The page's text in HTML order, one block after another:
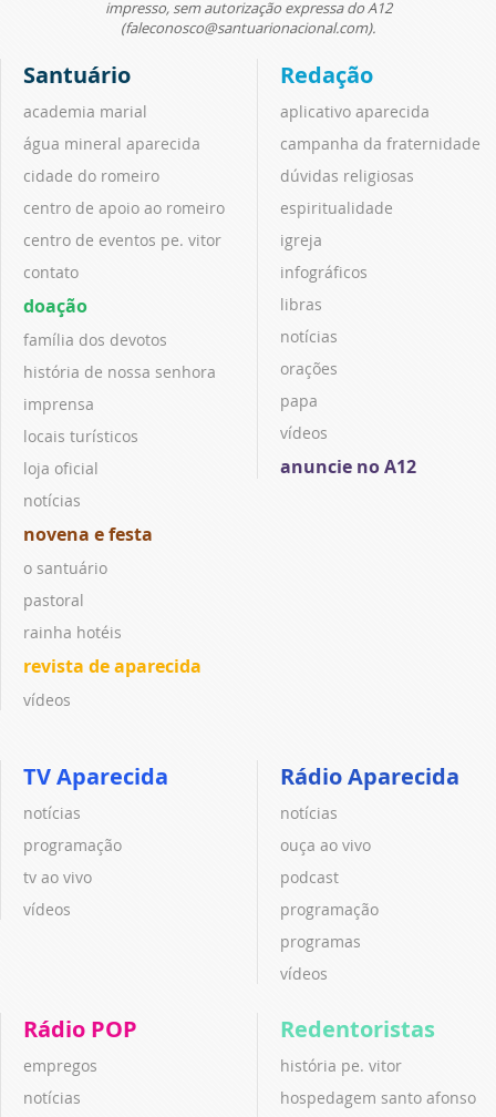
impresso, sem autorização expressa do A12
(faleconosco@santuarionacional.com).
Santuário
academia marial
água mineral aparecida
cidade do romeiro
centro de apoio ao romeiro
centro de eventos pe. vitor
contato
doação
família dos devotos
história de nossa senhora
imprensa
locais turísticos
loja oficial
notícias
novena e festa
o santuário
pastoral
rainha hotéis
revista de aparecida
vídeos
Redação
aplicativo aparecida
campanha da fraternidade
dúvidas religiosas
espiritualidade
igreja
infográficos
libras
notícias
orações
papa
vídeos
anuncie no A12
TV Aparecida
notícias
programação
tv ao vivo
vídeos
Rádio Aparecida
notícias
ouça ao vivo
podcast
programação
programas
vídeos
Rádio POP
empregos
notícias
Redentoristas
história pe. vitor
hospedagem santo afonso